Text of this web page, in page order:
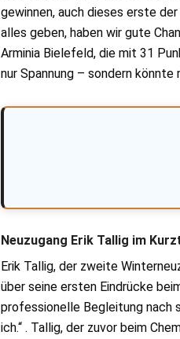
gewinnen, auch dieses erste
alles geben, haben wir gute
Arminia Bielefeld, die mit 31
nur Spannung – sondern
Neuzugang Erik Tallig im
Erik Tallig, der zweite
über seine ersten Eindrücke
professionelle Begleitung nach
ich.“ . Tallig, der zuvor beim